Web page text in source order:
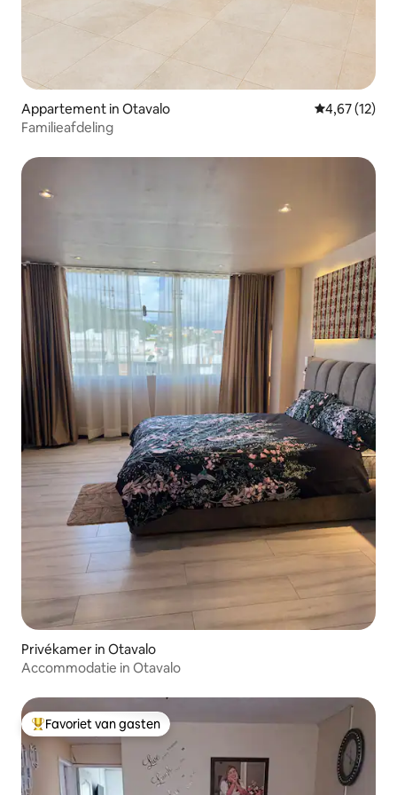
Appartement in Otavalo Gemiddelde
4,67 (12)
Familieafdeling
Privékamer in Otavalo
Accommodatie in Otavalo
Topfavoriet van gasten
Favoriet van gasten